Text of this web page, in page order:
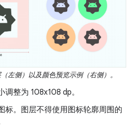
左侧）以及颜色预览示例（右侧）。
调整为 108x108 dp。
标。图层不得使用图标轮廓周围的